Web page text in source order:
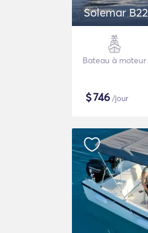
Solemar B22
Bateau à moteur
$746/jour